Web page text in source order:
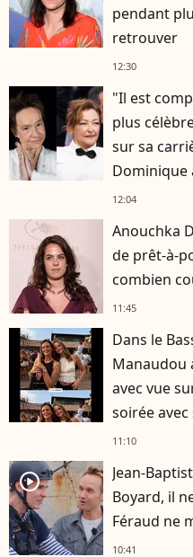
pendant
retrouver
12:30
"Il est
plus
sur sa
Dominique
12:04
Anouchka
de prêt-à-
combien
11:45
Dans le
Manaudou
avec vue
soirée
11:10
player2
Jean-
Boyard, il
Féraud ne
10:41